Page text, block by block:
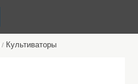
/ Культиваторы